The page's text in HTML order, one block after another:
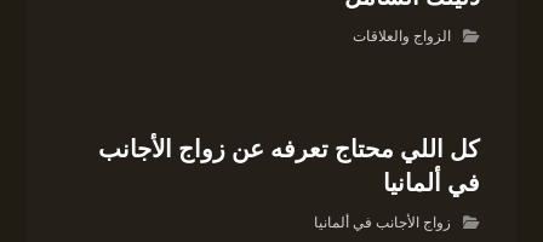
الزواج والعلاقات
كل اللي محتاج تعرفه عن زواج الأجانب
في ألمانيا
زواج الأجانب في ألمانيا